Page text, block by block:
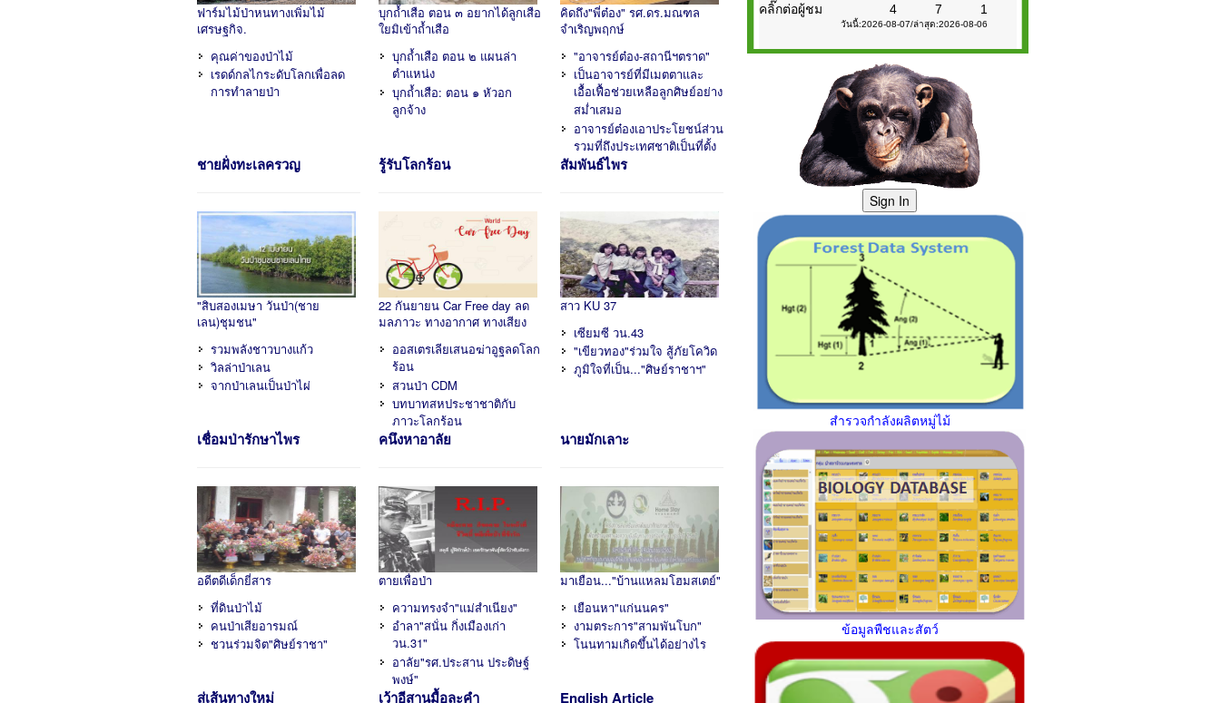
ฟาร์มไม้ป่าหนทางเพิ่มไม้
เศรษฐกิจ.
คุณค่าของป่าไม้
เรดด์กลไกระดับโลกเพื่อลด
การทำลายป่า
บุกถ้ำเสือ ตอน ๓ อยากได้ลูกเสือ
ใยมิเข้าถ้ำเสือ
บุกถ้ำเสือ ตอน ๒ แผนล่า
ตำแหน่ง
บุกถ้ำเสือ: ตอน ๑ หัวอก
ลูกจ้าง
คิดถึง"พี่ต๋อง" รศ.ดร.มณฑล
จำเริญพฤกษ์
"อาจารย์ต๋อง-สถานีฯตราด"
เป็นอาจารย์ที่มีเมตตาและ
เอื้อเฟื้อช่วยเหลือลูกศิษย์อย่าง
สม่ำเสมอ
อาจารย์ต๋องเอาประโยชน์ส่วน
รวมที่ถึงประเทศชาติเป็นที่ตั้ง
ชายฝั่งทะเลครวญ
"สิบสองเมษา วันป่า(ชาย
เลน)ชุมชน"
รวมพลังชาวบางแก้ว
วิลล่าป่าเลน
จากป่าเลนเป็นป่าไผ่
รู้รับโลกร้อน
22 กันยายน Car Free day ลด
มลภาวะ ทางอากาศ ทางเสียง
ออสเตรเลียเสนอฆ่าอูฐลดโลก
ร้อน
สวนป่า CDM
บทบาทสหประชาชาติกับ
ภาวะโลกร้อน
สัมพันธ์ไพร
สาว KU 37
เซียมซี วน.43
"เขียวทอง"ร่วมใจ สู้ภัยโควิด
ภูมิใจที่เป็น..."ศิษย์ราชาฯ"
เชื่อมป่ารักษาไพร
อดีตดีเด็กยี่สาร
ที่ดินป่าไม้
คนป่าเสียอารมณ์
ชวนร่วมจิต"ศิษย์ราชา"
คนึงหาอาลัย
ตายเพื่อป่า
ความทรงจำ"แม่สำเนียง"
อำลา"สนั่น กิ่งเมืองเก่า
วน.31"
อาลัย"รศ.ประสาน ประดิษฐ์
พงษ์"
นายมักเลาะ
มาเยือน..."บ้านแหลมโฮมสเตย์"
เยือนหา"แก่นนคร"
งามตระการ"สามพันโบก"
โนนทามเกิดขึ้นได้อย่างไร
สู่เส้นทางใหม่ เว้าอีสานมื้อละคำ English Article
คลิ๊กต่อผู้ชม
4 7 1
วันนี้:2026-08-07/ล่าสุด:2026-08-06
Sign In
สำรวจกำลังผลิตหมู่ไม้
ข้อมูลพืชและสัตว์